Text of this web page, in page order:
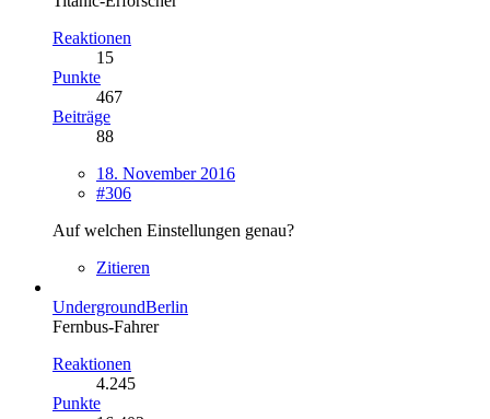
Reaktionen
15
Punkte
467
Beiträge
88
18. November 2016
#306
Auf welchen Einstellungen genau?
Zitieren
UndergroundBerlin
Fernbus-Fahrer
Reaktionen
4.245
Punkte